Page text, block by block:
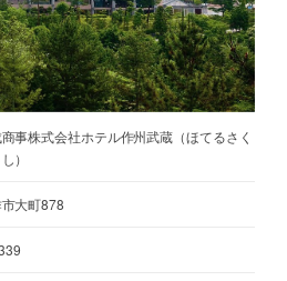
事株式会社ホテル作州武蔵（ほてるさく
）
大町878